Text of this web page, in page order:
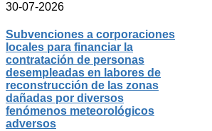
30-07-2026
Subvenciones a corporaciones
locales para financiar la
contratación de personas
desempleadas en labores de
reconstrucción de las zonas
dañadas por diversos
fenómenos meteorológicos
adversos